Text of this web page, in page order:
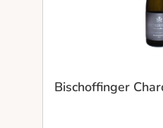
Bischoffinger